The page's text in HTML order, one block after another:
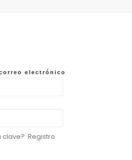
electrónico
clave? Registro